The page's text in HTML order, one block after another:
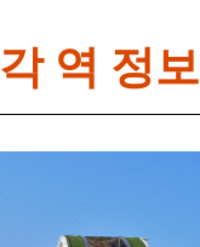
각 역 정보